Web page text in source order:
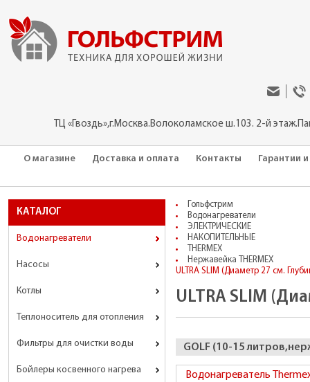
ТЦ «Гвоздь»,г.Москва.Волоколамское ш.103. 2-й
О магазине Доставка и оплата Контакты Гарантии
КАТАЛОГ
Водонагреватели
Насосы
Котлы
Теплоноситель для отопления
Фильтры для очистки воды
Бойлеры косвенного нагрева
Гольфстрим
Водонагреватели
ЭЛЕКТРИЧЕСКИЕ
НАКОПИТЕЛЬНЫЕ
THERMEX
Нержавейка THERMEX
ULTRA SLIM (Диаметр 27 см.
ULTRA SLIM
GOLF (10-15
Водонагреватель